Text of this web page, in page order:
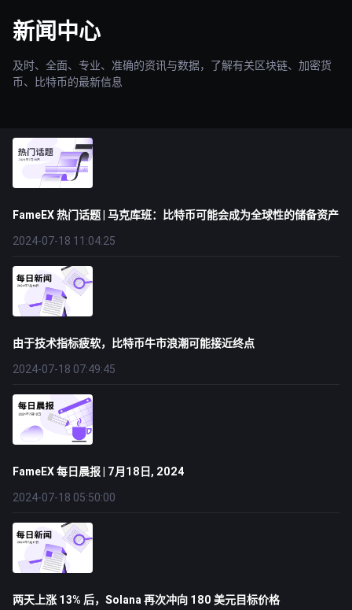
新闻中心
及时、全面、专业、准确的资讯与数据，了解有关区块链、加密货
币、比特币的最新信息
FameEX 热门话题 | 马克库班：比特币可能会成为全球性的储备资产
2024-07-18 11:04:25
由于技术指标疲软，比特币牛市浪潮可能接近终点
2024-07-18 07:49:45
FameEX 每日晨报 | 7月18日, 2024
2024-07-18 05:50:00
两天上涨 13% 后，Solana 再次冲向 180 美元目标价格